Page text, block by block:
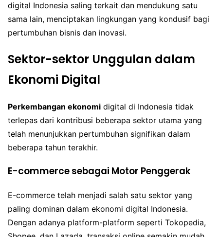
digital Indonesia saling terkait dan mendukung satu
sama lain, menciptakan lingkungan yang kondusif bagi
pertumbuhan bisnis dan inovasi.
Sektor-sektor Unggulan dalam
Ekonomi Digital
Perkembangan ekonomi digital di Indonesia tidak
terlepas dari kontribusi beberapa sektor utama yang
telah menunjukkan pertumbuhan signifikan dalam
beberapa tahun terakhir.
E-commerce sebagai Motor Penggerak
E-commerce telah menjadi salah satu sektor yang
paling dominan dalam ekonomi digital Indonesia.
Dengan adanya platform-platform seperti Tokopedia,